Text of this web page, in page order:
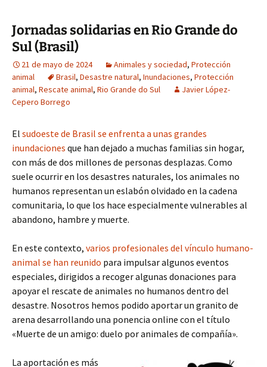
Jornadas solidarias en Rio Grande do
Sul (Brasil)
21 de mayo de 2024 Animales y sociedad, Protección
animal
Brasil, Desastre natural, Inundaciones, Protección
animal, Rescate animal, Rio Grande do Sul
Javier López-
Cepero Borrego
El sudoeste de Brasil se enfrenta a unas grandes
inundaciones que han dejado a muchas familias sin hogar,
con más de dos millones de personas desplazas. Como
suele ocurrir en los desastres naturales, los animales no
humanos representan un eslabón olvidado en la cadena
comunitaria, lo que los hace especialmente vulnerables al
abandono, hambre y muerte.
En este contexto, varios profesionales del vínculo humano-
animal se han reunido para impulsar algunos eventos
especiales, dirigidos a recoger algunas donaciones para
apoyar el rescate de animales no humanos dentro del
desastre. Nosotros hemos podido aportar un granito de
arena desarrollando una ponencia online con el título
«Muerte de un amigo: duelo por animales de compañía».
La aportación es más